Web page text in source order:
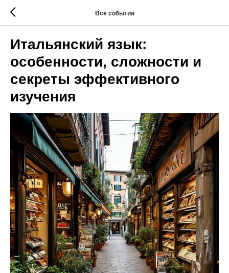
Все события
Итальянский язык:
особенности, сложности и
секреты эффективного
изучения